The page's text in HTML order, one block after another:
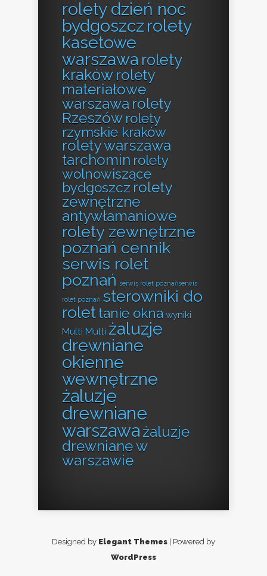
rolety dzień noc
bydgoszcz rolety
kasetowe
warszawa rolety
kraków rolety
materiałowe
warszawa rolety
Rzeszów rolety
rzymskie kraków
rolety warszawa
tarchomin rolety
wolnowiszące
bydgoszcz rolety
zewnętrzne
antywłamaniowe
rolety zewnętrzne
poznań cennik
serwis rolet
poznań serwis rolet poznańserwis
rolet poznań sterowniki do
rolettanie okna wyniki
Multi Multi żaluzje
drewniane
okienne
wewnętrzne
żaluzje
drewniane
warszaważaluzje
drewniane w
warszawie
Designed by Elegant Themes | Powered by
WordPress